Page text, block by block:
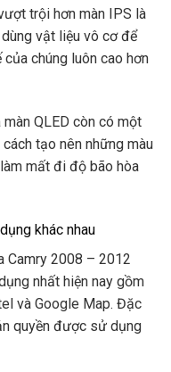
trội hơn màn IPS là
vật liệu vô cơ để
chúng luôn cao hơn
QLED còn có một
tạo nên những màu
mất đi độ bão hòa
khác nhau
Camry 2008 – 2012
nhất hiện nay gồm
và Google Map. Đặc
quyền được sử dụng